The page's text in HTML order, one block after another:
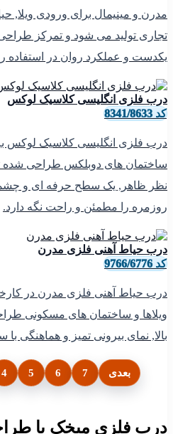
مدرن و مینیمال برای ورودی ویلا,
تجاری تولید می شود و تمرکز
یکدست و عملکرد روان در استفاده
درب فلزی انگلیسی کلاسیک لوکس
کد 8341/8633
درب فلزی انگلیسی کلاسیک لوکس
ساختمان های دوبلکس طراحی شده
نظر ظاهر, یک سطح حرفه ای و
روزمره را مطمئن و راحت نگه دارد.
درب حیاط آهنی فلزی مدرن
کد 9766/6776
درب حیاط آهنی فلزی مدرن در
ویلاها و ساختمان های مسکونی
بالا, نمای بیرونی تمیز و هماهنگی
4 5 6 7 بعدی
درب فلزی میخک با